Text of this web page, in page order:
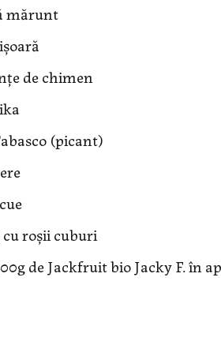
mărunt
de chimen
(picant)
cu roșii cuburi
de Jackfruit bio Jacky F. în